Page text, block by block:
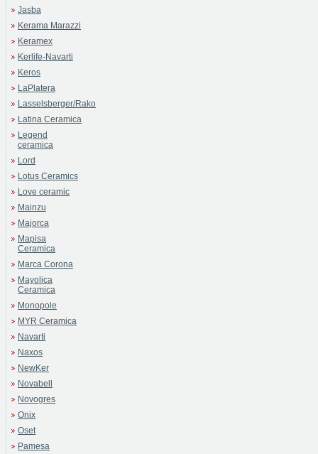
Jasba
Kerama Marazzi
Keramex
Kerlife-Navarti
Keros
LaPlatera
Lasselsberger/Rako
Latina Ceramica
Legend
ceramica
Lord
Lotus Ceramics
Love ceramic
Mainzu
Majorca
Mapisa
Ceramica
Marca Corona
Mayolica
Ceramica
Monopole
MYR Ceramica
Navarti
Naxos
NewKer
Novabell
Novogres
Onix
Oset
Pamesa